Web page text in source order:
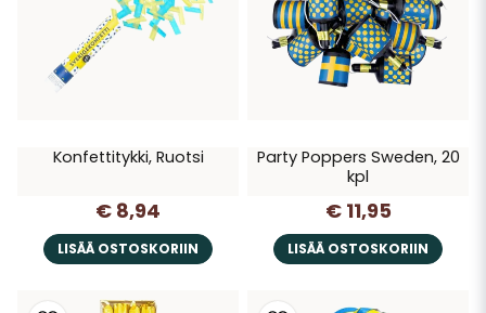
Konfettitykki, Ruotsi
€ 8,94
LISÄÄ OSTOSKORIIN
Party Poppers Sweden, 20
kpl
€ 11,95
LISÄÄ OSTOSKORIIN